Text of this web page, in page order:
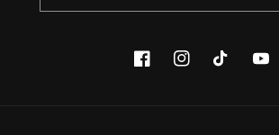
FacebookInstagramTikTok